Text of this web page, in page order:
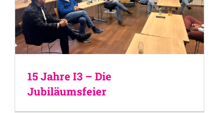
15 Jahre I3 – Die
Jubiläumsfeier